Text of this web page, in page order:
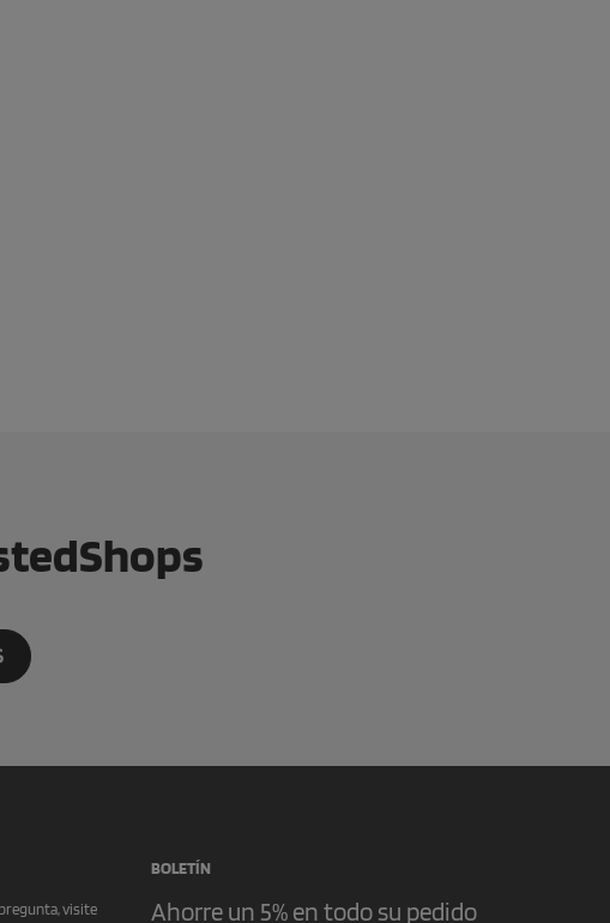
visite
BOLETÍN
Ahorre un 5% en todo su pedido